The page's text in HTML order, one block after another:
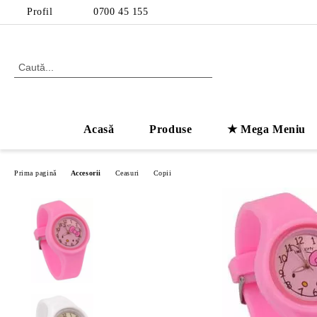
Profil 0700 45 155
Acasă Produse ★ Mega Meniu
Prima pagină Accesorii Ceasuri Copii